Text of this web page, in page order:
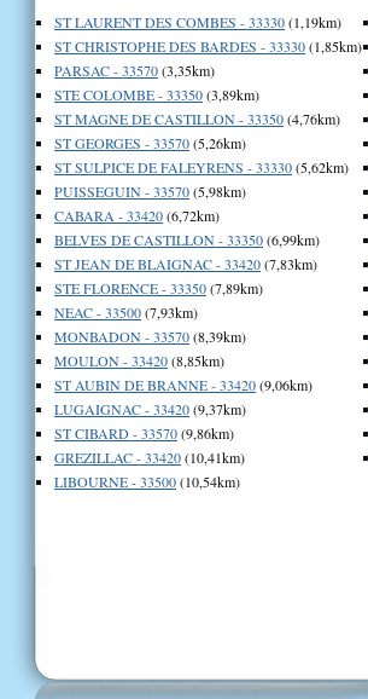
ST LAURENT DES COMBES - 33330(1,19km)
ST CHRISTOPHE DES BARDES - 33330(1,85km)
PARSAC - 33570(3,35km)
STE COLOMBE - 33350(3,89km)
ST MAGNE DE CASTILLON - 33350(4,76km)
ST GEORGES - 33570(5,26km)
ST SULPICE DE FALEYRENS - 33330(5,62km)
PUISSEGUIN - 33570(5,98km)
CABARA - 33420(6,72km)
BELVES DE CASTILLON - 33350(6,99km)
ST JEAN DE BLAIGNAC - 33420(7,83km)
STE FLORENCE - 33350(7,89km)
NEAC - 33500(7,93km)
MONBADON - 33570(8,39km)
MOULON - 33420(8,85km)
ST AUBIN DE BRANNE - 33420(9,06km)
LUGAIGNAC - 33420(9,37km)
ST CIBARD - 33570(9,86km)
GREZILLAC - 33420(10,41km)
LIBOURNE - 33500(10,54km)